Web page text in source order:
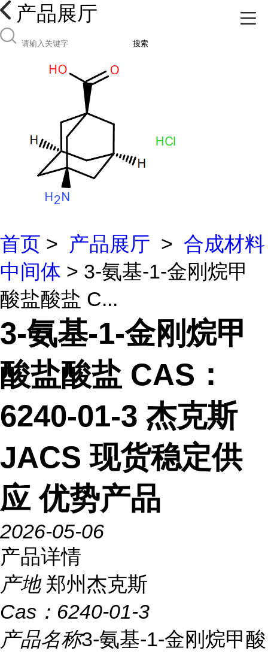
产品展厅
搜索
首页 > 产品展厅 > 合成材料
中间体 > 3-氨基-1-金刚烷甲
酸盐酸盐 C...
3-氨基-1-金刚烷甲
酸盐酸盐 CAS：
6240-01-3 杰克斯
JACS 现货稳定供
应 优势产品
2026-05-06
产品详情
产地 郑州杰克斯
Cas： 6240-01-3
产品名称3-氨基-1-金刚烷甲酸